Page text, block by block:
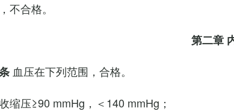
不合格。
第二章
血压在下列范围，合格。
收缩压≥90 mmHg，＜140 mmHg；